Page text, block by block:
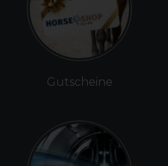
Gutscheine